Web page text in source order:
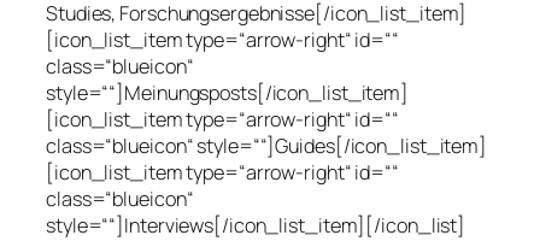
Studies, Forschungsergebnisse[/icon_list_item]
[icon_list_item type=“arrow-right“ id=““
class=“blueicon“
style=““]Meinungsposts[/icon_list_item]
[icon_list_item type=“arrow-right“ id=““
class=“blueicon“ style=““]Guides[/icon_list_item]
[icon_list_item type=“arrow-right“ id=““
class=“blueicon“
style=““]Interviews[/icon_list_item][/icon_list]